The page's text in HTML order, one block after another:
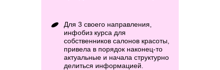
Для 3 своего направления,
инфобиз курса для
собственников салонов красоты,
привела в порядок наконец-то
актуальные и начала структурно
делиться информацией.